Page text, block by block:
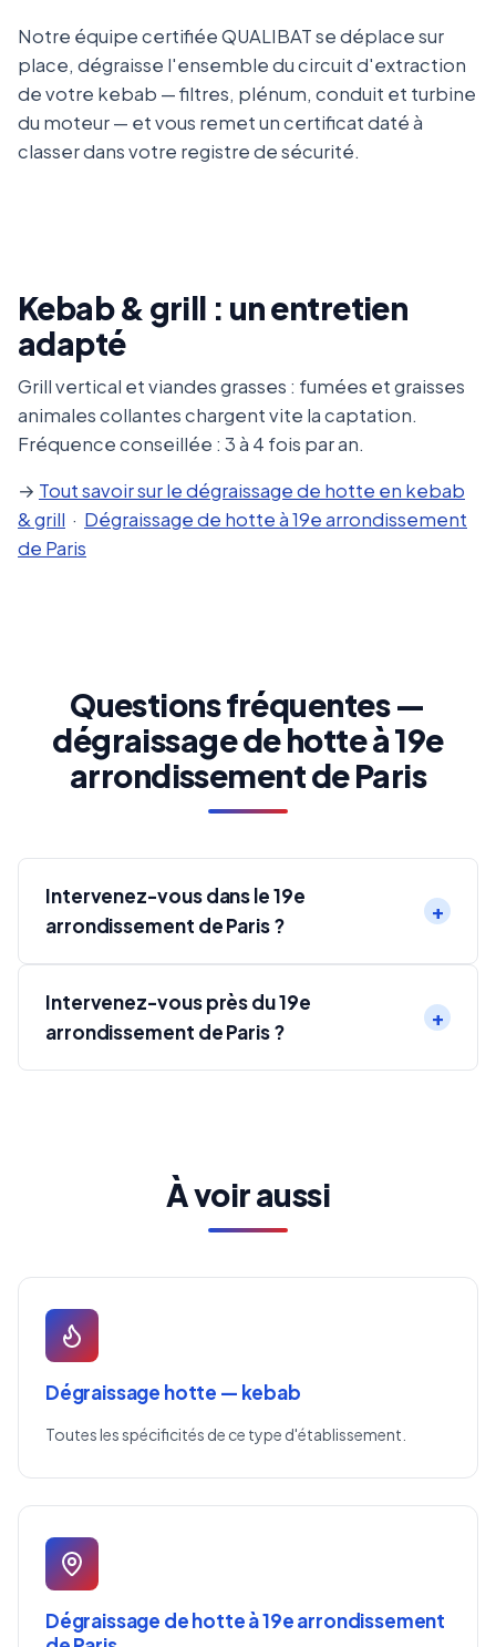
Notre équipe certifiée QUALIBAT se déplace sur
place, dégraisse l'ensemble du circuit d'extraction
de votre kebab — filtres, plénum, conduit et turbine
du moteur — et vous remet un certificat daté à
classer dans votre registre de sécurité.
Kebab & grill : un entretien
adapté
Grill vertical et viandes grasses : fumées et graisses
animales collantes chargent vite la captation.
Fréquence conseillée : 3 à 4 fois par an.
→ Tout savoir sur le dégraissage de hotte en kebab
& grill · Dégraissage de hotte à 19e arrondissement
de Paris
Questions fréquentes —
dégraissage de hotte à 19e
arrondissement de Paris
Intervenez-vous dans le 19e
arrondissement de Paris ?
Intervenez-vous près du 19e
arrondissement de Paris ?
À voir aussi
Dégraissage hotte — kebab
Toutes les spécificités de ce type d'établissement.
Dégraissage de hotte à 19e arrondissement